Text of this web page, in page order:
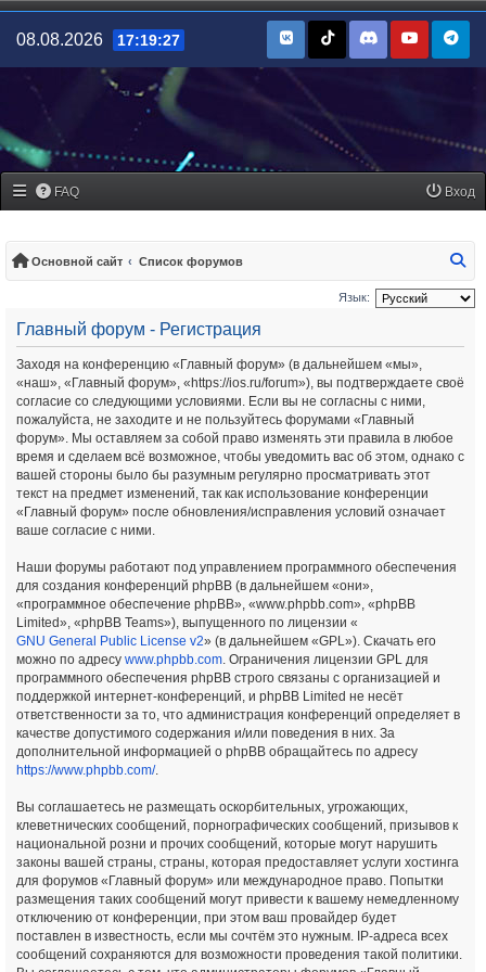
08.08.2026 17:19:27
FAQ Вход
Основной сайт Список форумов
Язык:
Главный форум - Регистрация
Заходя на конференцию «Главный форум» (в дальнейшем «мы»,
«наш», «Главный форум», «https://ios.ru/forum»), вы подтверждаете своё
согласие со следующими условиями. Если вы не согласны с ними,
пожалуйста, не заходите и не пользуйтесь форумами «Главный
форум». Мы оставляем за собой право изменять эти правила в любое
время и сделаем всё возможное, чтобы уведомить вас об этом, однако с
вашей стороны было бы разумным регулярно просматривать этот
текст на предмет изменений, так как использование конференции
«Главный форум» после обновления/исправления условий означает
ваше согласие с ними.
Наши форумы работают под управлением программного обеспечения
для создания конференций phpBB (в дальнейшем «они»,
«программное обеспечение phpBB», «www.phpbb.com», «phpBB
Limited», «phpBB Teams»), выпущенного по лицензии «
GNU General Public License v2» (в дальнейшем «GPL»). Скачать его
можно по адресу www.phpbb.com. Ограничения лицензии GPL для
программного обеспечения phpBB строго связаны с организацией и
поддержкой интернет-конференций, и phpBB Limited не несёт
ответственности за то, что администрация конференций определяет в
качестве допустимого содержания и/или поведения в них. За
дополнительной информацией о phpBB обращайтесь по адресу
https://www.phpbb.com/.
Вы соглашаетесь не размещать оскорбительных, угрожающих,
клеветнических сообщений, порнографических сообщений, призывов к
национальной розни и прочих сообщений, которые могут нарушить
законы вашей страны, страны, которая предоставляет услуги хостинга
для форумов «Главный форум» или международное право. Попытки
размещения таких сообщений могут привести к вашему немедленному
отключению от конференции, при этом ваш провайдер будет
поставлен в известность, если мы сочтём это нужным. IP-адреса всех
сообщений сохраняются для возможности проведения такой политики.